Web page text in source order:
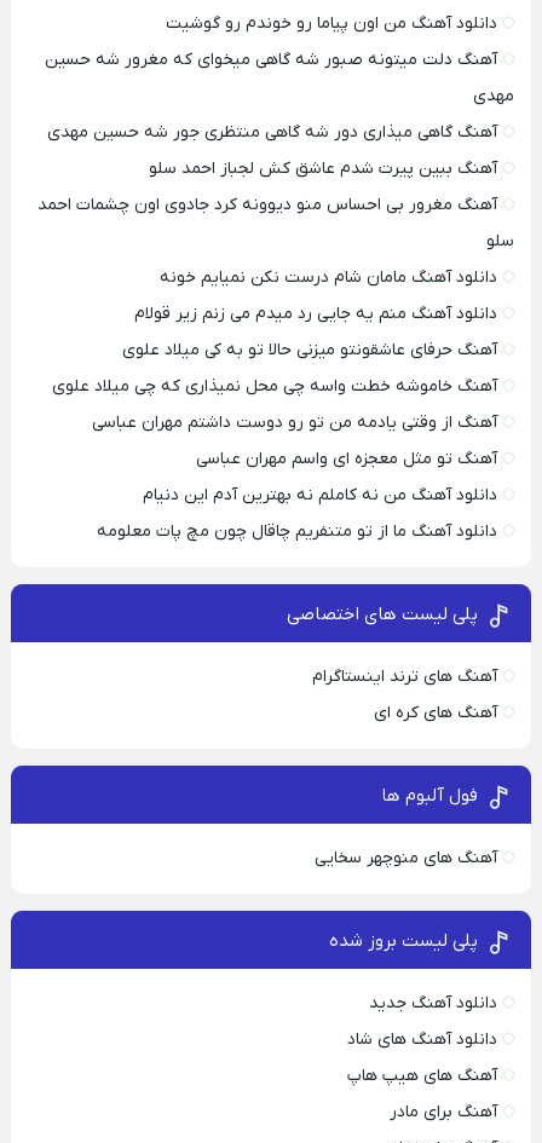
دانلود آهنگ من اون پیاما رو خوندم رو گوشیت
آهنگ دلت میتونه صبور شه گاهی میخوای که مغرور شه حسین
مهدی
آهنگ گاهی میذاری دور شه گاهی منتظری جور شه حسین مهدی
آهنگ ببین پیرت شدم عاشق کش لجباز احمد سلو
آهنگ مغرور بی احساس منو دیوونه کرد جادوی اون چشمات احمد
سلو
دانلود آهنگ مامان شام درست نکن نمیایم خونه
دانلود آهنگ منم یه جایی رد میدم می زنم زیر قولام
آهنگ حرفای عاشقونتو میزنی حالا تو به کی میلاد علوی
آهنگ خاموشه خطت واسه چی محل نمیذاری که چی میلاد علوی
آهنگ از وقتی یادمه من تو رو دوست داشتم مهران عباسی
آهنگ تو مثل معجزه ای واسم مهران عباسی
دانلود آهنگ من نه کاملم نه بهترین آدم این دنیام
دانلود آهنگ ما از تو متنفریم چاقال چون مچ پات معلومه
پلی لیست های اختصاصی
آهنگ های ترند اینستاگرام
آهنگ های کره ای
فول آلبوم ها
آهنگ های منوچهر سخایی
پلی لیست بروز شده
دانلود آهنگ جدید
دانلود آهنگ های شاد
آهنگ های هیپ هاپ
آهنگ برای مادر